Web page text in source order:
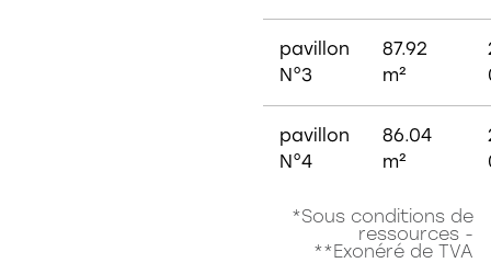
pavillon
N°3
87.92
m²
pavillon
N°4
86.04
m²
*Sous conditions de
ressources -
**Exonéré de TVA